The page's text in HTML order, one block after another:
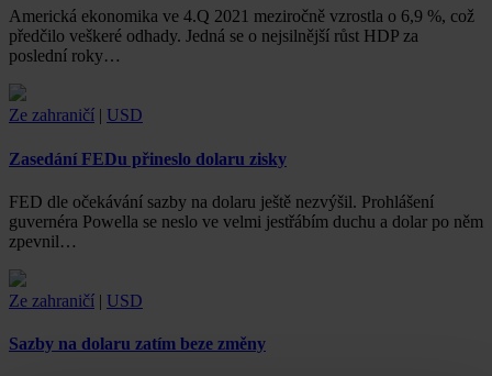
Americká ekonomika ve 4.Q 2021 meziročně vzrostla o 6,9 %, což
předčilo veškeré odhady. Jedná se o nejsilnější růst HDP za
poslední roky…
Ze zahraničí USD
Zasedání FEDu přineslo dolaru zisky
FED dle očekávání sazby na dolaru ještě nezvýšil. Prohlášení
guvernéra Powella se neslo ve velmi jestřábím duchu a dolar po něm
zpevnil…
Ze zahraničí | USD
Sazby na dolaru zatím beze změny